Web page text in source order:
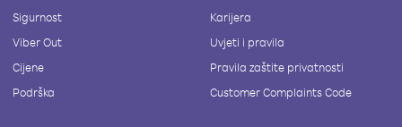
Sigurnost
Viber Out
Cijene
Podrška
Karijera
Uvjeti i pravila
Pravila zaštite privatnosti
Customer Complaints Code